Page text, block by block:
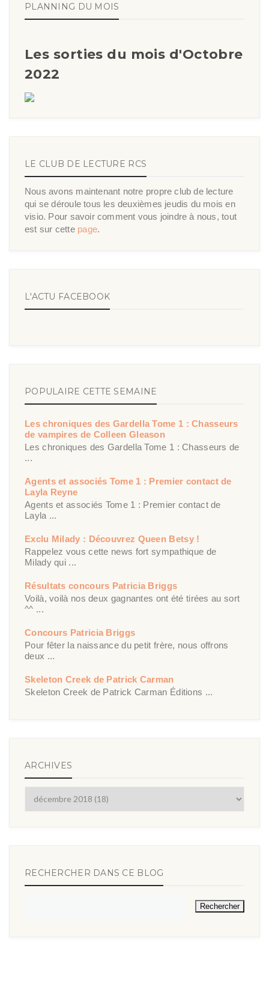
PLANNING DU MOIS
Les sorties du mois d'Octobre
2022
LE CLUB DE LECTURE RCS
Nous avons maintenant notre propre club de lecture
qui se déroule tous les deuxièmes jeudis du mois en
visio. Pour savoir comment vous joindre à nous, tout
est sur cette page.
L'ACTU FACEBOOK
POPULAIRE CETTE SEMAINE
Les chroniques des Gardella Tome 1 : Chasseurs
de vampires de Colleen Gleason
Les chroniques des Gardella Tome 1 : Chasseurs de
...
Agents et associés Tome 1 : Premier contact de
Layla Reyne
Agents et associés Tome 1 : Premier contact de
Layla ...
Exclu Milady : Découvrez Queen Betsy !
Rappelez vous cette news fort sympathique de
Milady qui ...
Résultats concours Patricia Briggs
Voilà, voilà nos deux gagnantes ont été tirées au sort
^^ ...
Concours Patricia Briggs
Pour fêter la naissance du petit frère, nous offrons
deux ...
Skeleton Creek de Patrick Carman
Skeleton Creek de Patrick Carman Éditions ...
ARCHIVES
RECHERCHER DANS CE BLOG